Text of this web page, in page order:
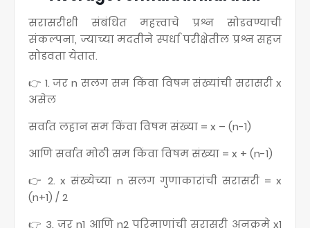
सरासरीशी संबंधित महत्त्वाचे प्रश्न सोडवण्याची
संकल्पना, ज्याच्या मदतीने स्पर्धा परीक्षेतील प्रश्न सहज
सोडवता येतात.
👉 1. जर n सलग सम किंवा विषम संख्यांची सरासरी x
असेल
सर्वात लहान सम किंवा विषम संख्या = x – (n-1)
आणि सर्वात मोठी सम किंवा विषम संख्या = x + (n-1)
👉 2. x संख्येच्या n सलग गुणाकारांची सरासरी = x
(n+1) / 2
👉 3. जर n1 आणि n2 परिमाणांची सरासरी अनुक्रमे x1